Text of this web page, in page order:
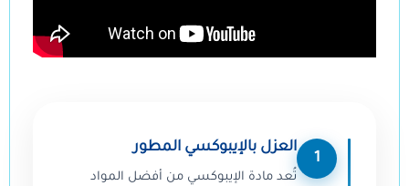
1
العزل بالإيبوكسي المطور
تُعد مادة الإيبوكسي من أفضل المواد